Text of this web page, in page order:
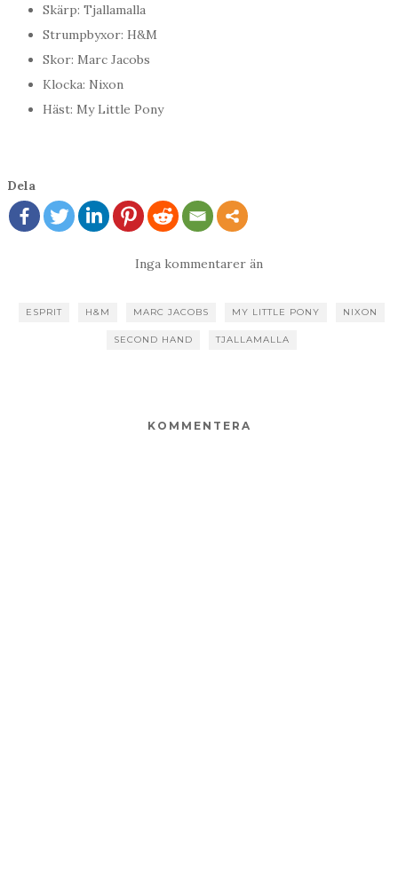
Skärp: Tjallamalla
Strumpbyxor: H&M
Skor: Marc Jacobs
Klocka: Nixon
Häst: My Little Pony
Dela
Inga kommentarer än
ESPRIT H&M MARC JACOBS MY LITTLE PONY NIXON
SECOND HAND TJALLAMALLA
KOMMENTERA